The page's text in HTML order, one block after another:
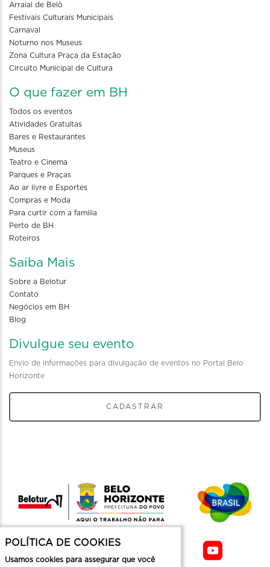
Arraial de Belô
Festivais Culturais Municipais
Carnaval
Noturno nos Museus
Zona Cultura Praça da Estação
Circuito Municipal de Cultura
O que fazer em BH
Todos os eventos
Atividades Gratuitas
Bares e Restaurantes
Museus
Teatro e Cinema
Parques e Praças
Ao ar livre e Esportes
Compras e Moda
Para curtir com a familia
Perto de BH
Roteiros
Saiba Mais
Sobre a Belotur
Contato
Negócios em BH
Blog
Divulgue seu evento
Envio de informações para divulgação de eventos no Portal Belo
Horizonte
CADASTRAR
POLÍTICA DE COOKIES
Usamos cookies para assegurar que você